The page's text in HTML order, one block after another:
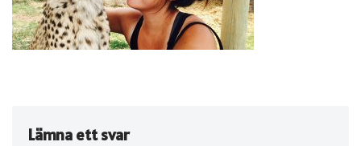
Lämna ett svar